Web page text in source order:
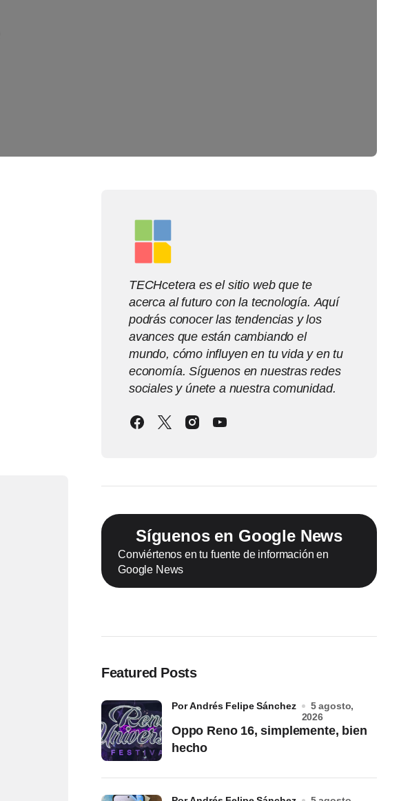
TECHcetera es el sitio web que te
acerca al futuro con la tecnología. Aquí
podrás conocer las tendencias y los
avances que están cambiando el
mundo, cómo influyen en tu vida y en tu
economía. Síguenos en nuestras redes
sociales y únete a nuestra comunidad.
Síguenos en Google News
Conviértenos en tu fuente de información en
Google News
Featured Posts
Oppo Reno 16, simplemente, bien
hecho
por Andrés Felipe Sánchez
5 agosto,
2026